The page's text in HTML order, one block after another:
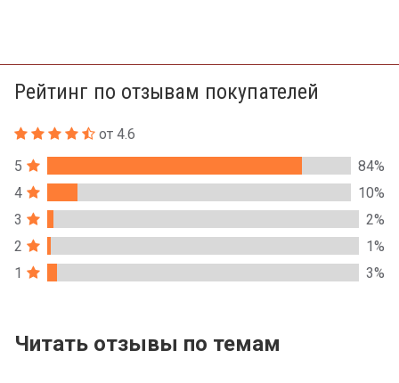
Рейтинг по отзывам покупателей
от 4.6
5
84%
4
10%
3
2%
2
1%
1
3%
Читать отзывы по темам